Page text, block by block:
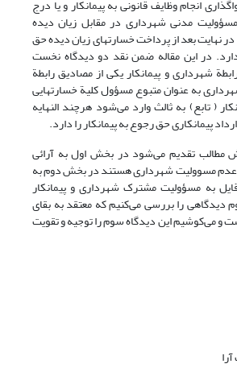
انجام وظایف قانونی به پیمانکار و یا درج
مدنی شهرداری در مقابل زیان دیده
نهایت بعد از پرداخت خسارتهای زیان دیده حق
دارد. در این مقاله ضمن نقد دو دیدگاه نخست
شهرداری و پیمانکار یکی از مصادیق رابطة
به عنوان متبوع مسؤول کلیة خسارتهایی
( تابع) به ثالث وارد می‌شود هرچند النهایه
پیمانکاری حق رجوع به پیمانکار را دارد.
مطالب تقدیم می‌شود در بخش اول به آرائی
عدم مسوولیت شهرداری هستند در بخش دوم به
به مسؤولیت مشترک شهرداری و پیمانکار
را بررسی می‌کنیم که معتقد به بقای
و می‌کوشیم این دیدگاه سوم را توجیه و تقویت